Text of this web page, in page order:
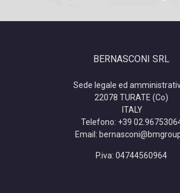
BERNASCONI SRL
Sede legale ed
22078 TURATE (Co)
ITALY
Telefono: +39
Email:
P.iva: 04744560964